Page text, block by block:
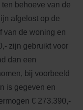
behoeve van de
afgelost op de
van de woning en
zijn gebruikt voor
dan een
bij voorbeeld
is gegeven en
€ 273.390,-